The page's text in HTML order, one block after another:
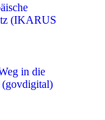
(IKARUS
in die
(govdigital)